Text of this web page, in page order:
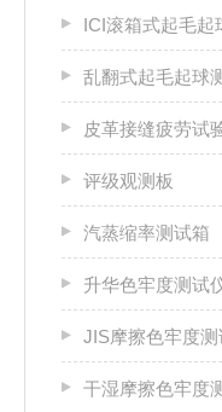
ICI滚箱式起毛起
乱翻式起毛起球
皮革接缝疲劳试
评级观测板
汽蒸缩率测试箱
升华色牢度测试
JIS摩擦色牢度测
干湿摩擦色牢度